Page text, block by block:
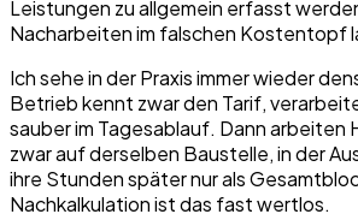
Leistungen zu allgemein erfasst
Nacharbeiten im falschen Kostentopf
Ich sehe in der Praxis immer wieder
Betrieb kennt zwar den Tarif,
sauber im Tagesablauf. Dann arbeiten
zwar auf derselben Baustelle, in der
ihre Stunden später nur als
Nachkalkulation ist das fast wertlos.